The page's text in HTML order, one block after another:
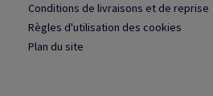
Conditions de livraisons et de reprise
Règles d'utilisation des cookies
Plan du site